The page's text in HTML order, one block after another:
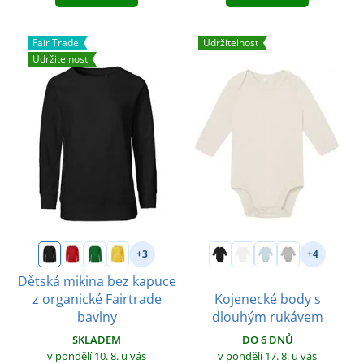
Fair Trade
Udržitelnost
+3
Dětská mikina bez kapuce
z organické Fairtrade
bavlny
SKLADEM
v pondělí 10. 8. u vás
Udržitelnost
+4
Kojenecké body s
dlouhým rukávem
DO 6 DNŮ
v pondělí 17. 8. u vás